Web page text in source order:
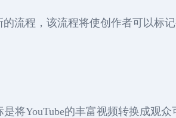
流程，该流程将使创作者可以标
将YouTube的丰富视频转换成观